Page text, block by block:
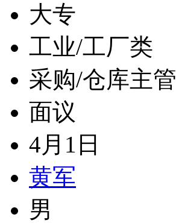
大专
工业/工厂类
采购/仓库主管
面议
4月1日
黄军
男